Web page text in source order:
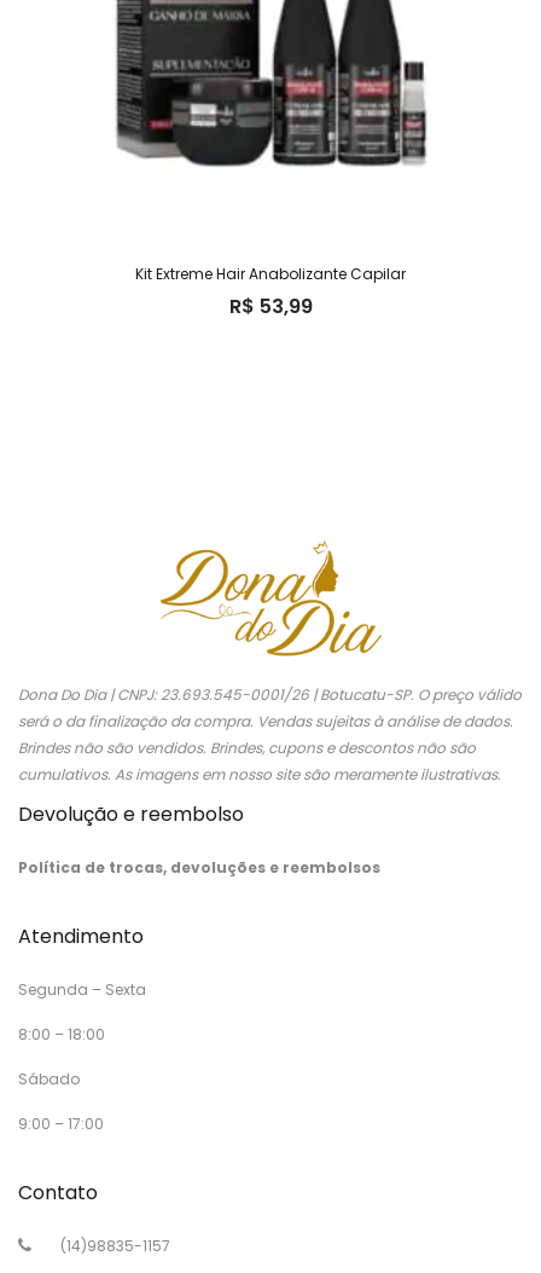
Kit Extreme Hair Anabolizante Capilar
R$ 53,99
Dona Do Dia | CNPJ: 23.693.545-0001/26 | Botucatu-SP. O preço válido
será o da finalização da compra. Vendas sujeitas à análise de dados.
Brindes não são vendidos. Brindes, cupons e descontos não são
cumulativos. As imagens em nosso site são meramente ilustrativas.
Devolução e reembolso
Política de trocas, devoluções e reembolsos
Atendimento
Segunda – Sexta
8:00 – 18:00
Sábado
9:00 – 17:00
Contato
(14)98835-1157